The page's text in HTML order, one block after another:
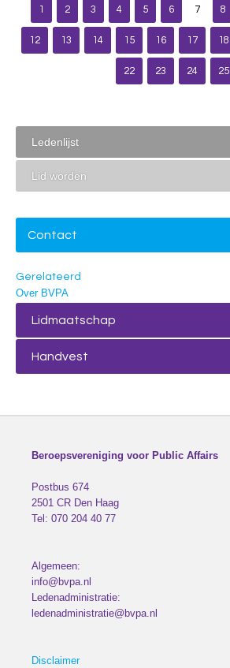
1 2 3 4 5 6 7 8
12 13 14 15 16 17 18
22 23 24 25
Ledenlijst
Lid worden
Contact
Gerelateerd
Over BVPA
Lidmaatschap
Handvest
Beroepsvereniging voor Public Affairs
Postbus 674
2501 CR Den Haag
Tel: 070 204 40 77
Algemeen:
info@bvpa.nl
Ledenadministratie:
ledenadministratie@bvpa.nl
Disclaimer